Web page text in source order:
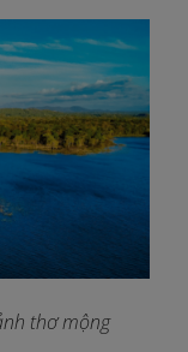
thơ mộng